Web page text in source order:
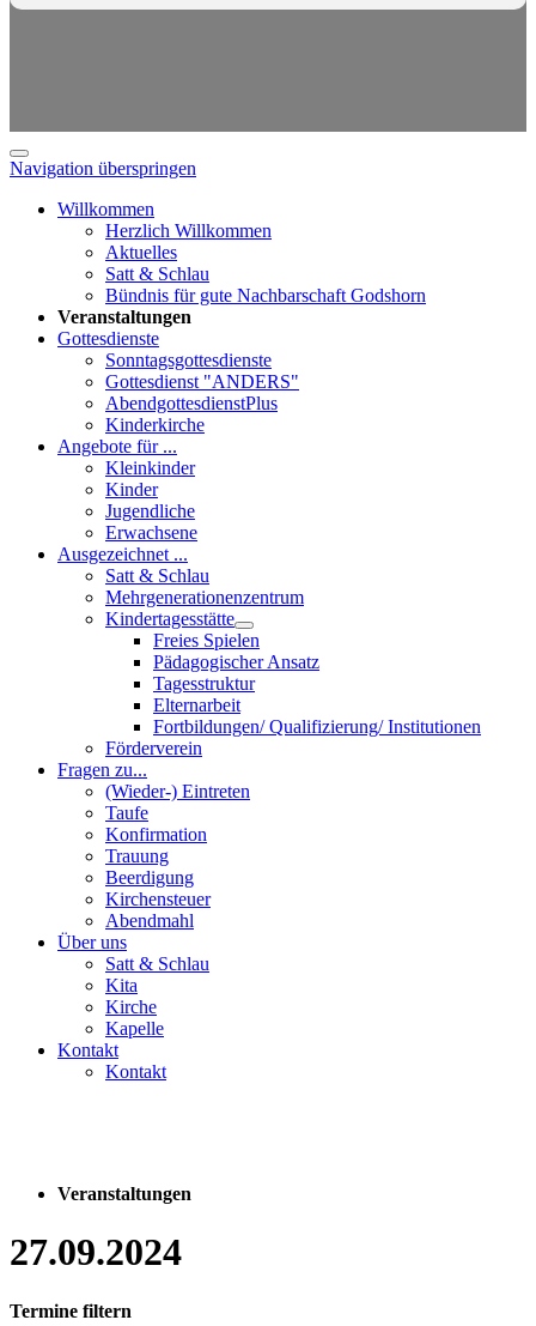
Navigation überspringen
Willkommen
Herzlich Willkommen
Aktuelles
Satt & Schlau
Bündnis für gute Nachbarschaft Godshorn
Veranstaltungen
Gottesdienste
Sonntagsgottesdienste
Gottesdienst "ANDERS"
AbendgottesdienstPlus
Kinderkirche
Angebote für ...
Kleinkinder
Kinder
Jugendliche
Erwachsene
Ausgezeichnet ...
Satt & Schlau
Mehrgenerationenzentrum
Kindertagesstätte
Freies Spielen
Pädagogischer Ansatz
Tagesstruktur
Elternarbeit
Fortbildungen/ Qualifizierung/ Institutionen
Förderverein
Fragen zu...
(Wieder-) Eintreten
Taufe
Konfirmation
Trauung
Beerdigung
Kirchensteuer
Abendmahl
Über uns
Satt & Schlau
Kita
Kirche
Kapelle
Kontakt
Kontakt
Veranstaltungen
27.09.2024
Termine filtern